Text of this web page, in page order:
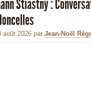
Stiastny :
août 2026 par Jean-Noël